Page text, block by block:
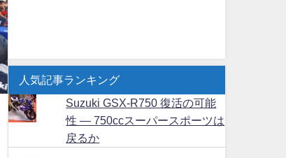
人気記事ランキング
Suzuki GSX-R750 復活の可能
性 ― 750ccスーパースポーツは
戻るか